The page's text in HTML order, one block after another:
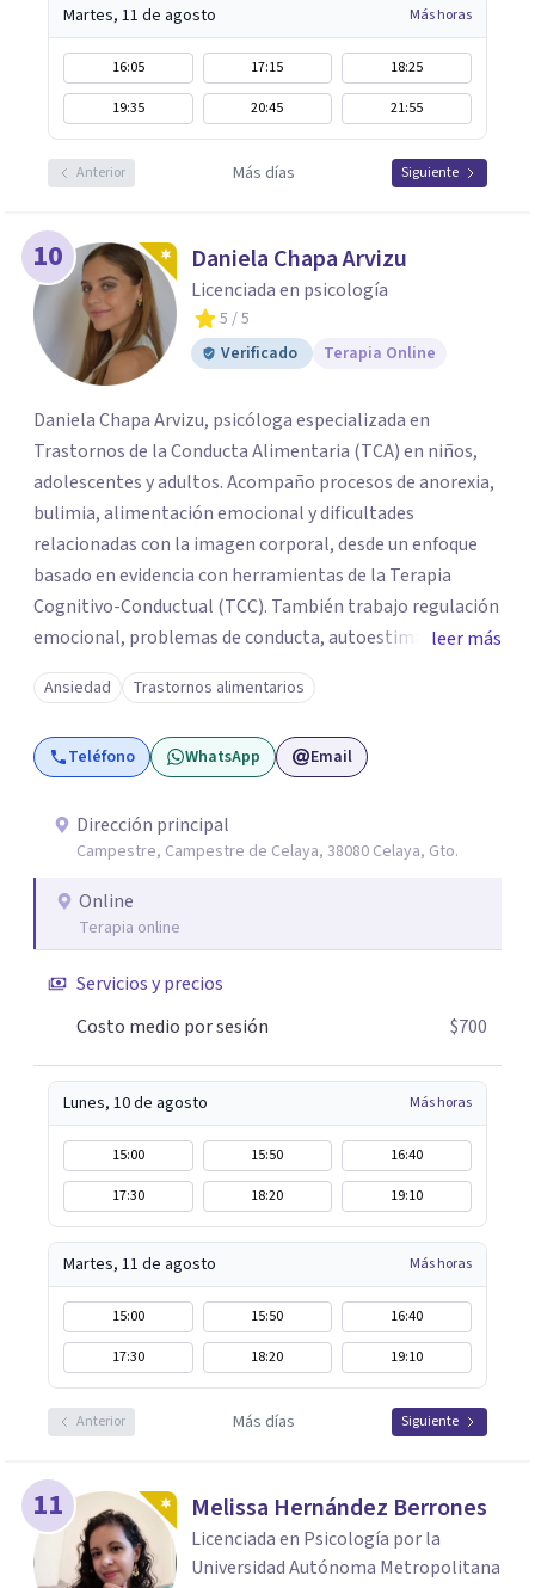
Martes, 11 de agosto Más horas
16:05 17:15
18:25
19:35
20:45 21:55
Anterior Más días Siguiente
10 Daniela Chapa Arvizu
Licenciada en psicología
5 / 5
Verificado
Terapia Online
Daniela Chapa Arvizu, psicóloga especializada en
Trastornos de la Conducta Alimentaria (TCA) en niños,
adolescentes y adultos. Acompaño procesos de anorexia,
bulimia, alimentación emocional y dificultades
relacionadas con la imagen corporal, desde un enfoque
basado en evidencia con herramientas de la Terapia
Cognitivo-Conductual (TCC). También trabajo regulación
emocional, problemas de conducta, autoestima y
desarrollo de habilidades sociales y emocionales en
población infantil y juvenil. Me mantengo en constante
formación y actualización para brindar el
acompañamiento más efectivo a cada persona. Ofrezco
alimentación consciente, adaptado a las necesidades de
cada paciente y su familia. Atiendo de forma online.
Puedes reservar tu primera sesión directamente desde mi
perfil.
leer más
Ansiedad Trastornos alimentarios
Teléfono WhatsApp Email
Dirección principal
Campestre, Campestre de Celaya, 38080 Celaya, Gto.
Online
Terapia online
Servicios y precios
Costo medio por sesión
$700
Lunes, 10 de agosto Más horas
15:00 15:50
16:40
17:30
18:20 19:10
Martes, 11 de agosto Más horas
15:00 15:50
16:40
17:30
18:20 19:10
Anterior Más días Siguiente
11 Melissa Hernández Berrones
Licenciada en Psicología por la
Universidad Autónoma Metropolitana